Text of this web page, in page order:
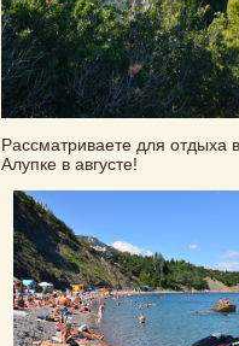
Рассматриваете для
Алупке в августе!